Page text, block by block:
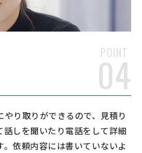
POINT
04
り取りができるので、見積り
しを聞いたり電話をして詳細
依頼内容には書いていないよ
たい 依頼地域
謄本の有無] 無し [地積（広さ）] 8
ションを購入しました。 こちらの
…
い 埼玉県